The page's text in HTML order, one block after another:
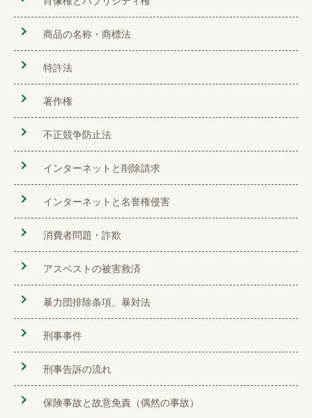
商品の名称・商標法
特許法
著作権
不正競争防止法
インターネットと削除請求
インターネットと名誉権侵害
消費者問題・詐欺
アスベストの被害救済
暴力団排除条項、暴対法
刑事事件
刑事告訴の流れ
保険事故と故意免責（偶然の事故）